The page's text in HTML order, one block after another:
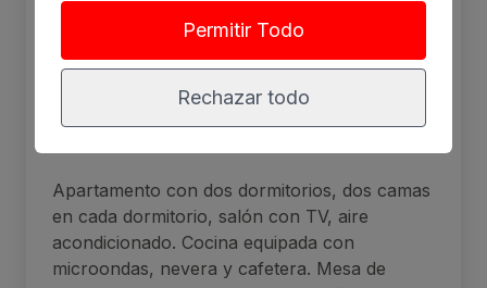
Apartamento de dos dormitorios
Apartamento con dos dormitorios, dos camas
en cada dormitorio, salón con TV, aire
acondicionado. Cocina equipada con
microondas, nevera y cafetera. Mesa de
Permitir Todo
Rechazar todo